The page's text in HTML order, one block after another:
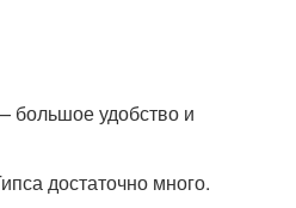
удобство и
достаточно много.